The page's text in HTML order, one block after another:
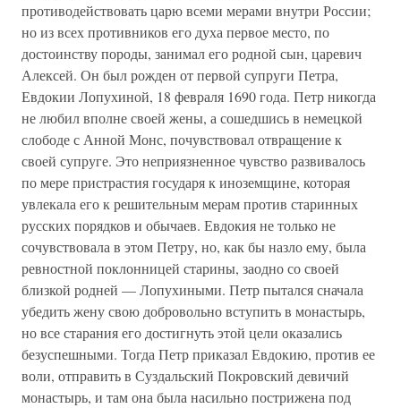
противодействовать царю всеми мерами внутри России;
но из всех противников его духа первое место, по
достоинству породы, занимал его родной сын, царевич
Алексей. Он был рожден от первой супруги Петра,
Евдокии Лопухиной, 18 февраля 1690 года. Петр никогда
не любил вполне своей жены, а сошедшись в немецкой
слободе с Анной Монс, почувствовал отвращение к
своей супруге. Это неприязненное чувство развивалось
по мере пристрастия государя к иноземщине, которая
увлекала его к решительным мерам против старинных
русских порядков и обычаев. Евдокия не только не
сочувствовала в этом Петру, но, как бы назло ему, была
ревностной поклонницей старины, заодно со своей
близкой родней — Лопухиными. Петр пытался сначала
убедить жену свою добровольно вступить в монастырь,
но все старания его достигнуть этой цели оказались
безуспешными. Тогда Петр приказал Евдокию, против ее
воли, отправить в Суздальский Покровский девичий
монастырь, и там она была насильно пострижена под